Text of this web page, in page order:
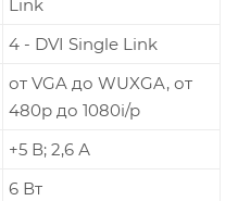
Link
4 - DVI Single Link
от VGA до WUXGA, от
480p до 1080i/p
+5 В; 2,6 А
6 Вт